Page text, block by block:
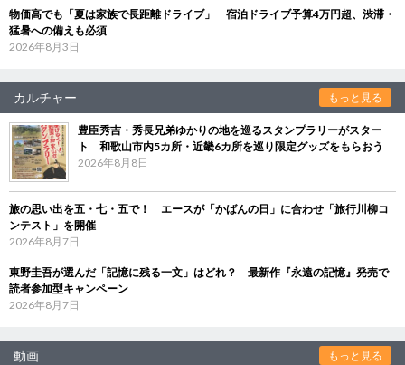
物価高でも「夏は家族で長距離ドライブ」 宿泊ドライブ予算4万円超、渋滞・
猛暑への備えも必須
2026年8月3日
カルチャー もっと見る
豊臣秀吉・秀長兄弟ゆかりの地を巡るスタンプラリーがスター
ト 和歌山市内5カ所・近畿6カ所を巡り限定グッズをもらおう
2026年8月8日
旅の思い出を五・七・五で！ エースが「かばんの日」に合わせ「旅行川柳コ
ンテスト」を開催
2026年8月7日
東野圭吾が選んだ「記憶に残る一文」はどれ？ 最新作『永遠の記憶』発売で
読者参加型キャンペーン
2026年8月7日
動画 もっと見る